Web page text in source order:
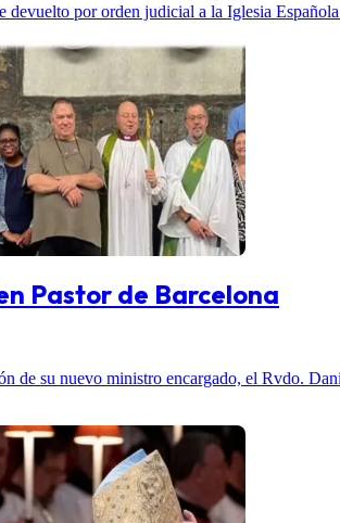
por orden judicial a la Iglesia
Pastor de Barcelona
de su nuevo ministro encargado, el Rvdo.